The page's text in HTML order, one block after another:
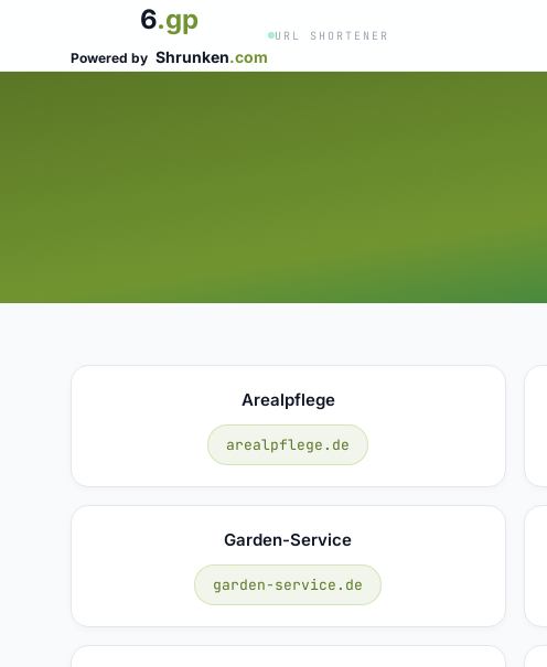
6.gp
Powered by Shrunken.com
URL SHORTENER
Arealpflege
arealpflege.de
Garden-Service
garden-service.de